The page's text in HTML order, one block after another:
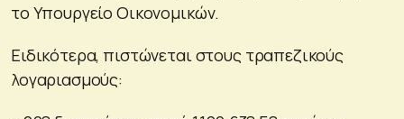
το Υπουργείο Οικονομικών.
Ειδικότερα, πιστώνεται στους τραπεζικούς
λογαριασμούς: